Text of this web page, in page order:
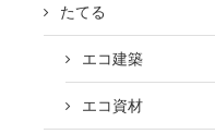
たてる
エコ建築
エコ資材